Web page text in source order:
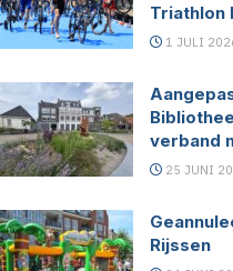
Triathlon
1 JULI
verband
25 JUNI
Rijssen